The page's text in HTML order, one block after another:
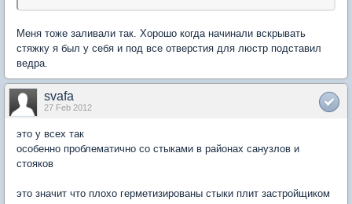
Меня тоже заливали так. Хорошо когда начинали вскрывать
стяжку я был у себя и под все отверстия для люстр подставил
ведра.
svafa
27 Feb 2012
это у всех так
особенно проблематично со стыками в районах санузлов и
стояков
это значит что плохо герметизированы стыки плит застройщиком